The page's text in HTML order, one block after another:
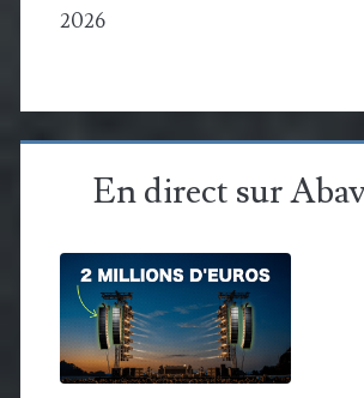
2026
En direct sur